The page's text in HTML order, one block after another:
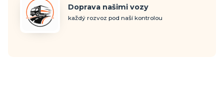
Doprava našimi vozy
každý rozvoz pod naší kontrolou